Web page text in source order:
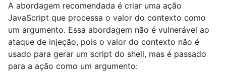
A abordagem recomendada é criar uma ação
JavaScript que processa o valor do contexto como
um argumento. Essa abordagem não é vulnerável ao
ataque de injeção, pois o valor do contexto não é
usado para gerar um script do shell, mas é passado
para a ação como um argumento: